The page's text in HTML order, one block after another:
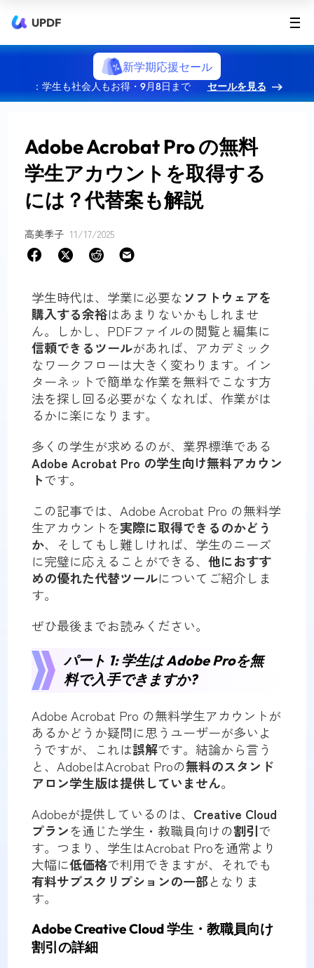
UPDF
新学期応援セール
：学生も社会人もお得・9月8日まで セールを見る
Adobe Acrobat Pro の無料
学生アカウントを取得する
には？代替案も解説
高美季子 11/17/2025
学生時代は、学業に必要なソフトウェアを
購入する余裕はあまりないかもしれませ
ん。しかし、PDFファイルの閲覧と編集に
信頼できるツールがあれば、アカデミック
なワークフローは大きく変わります。イン
ターネットで簡単な作業を無料でこなす方
法を探し回る必要がなくなれば、作業がは
るかに楽になります。
多くの学生が求めるのが、業界標準である
Adobe Acrobat Pro の学生向け無料アカウン
トです。
この記事では、Adobe Acrobat Pro の無料学
生アカウントを実際に取得できるのかどう
か、そしてもし難しければ、学生のニーズ
に完璧に応えることができる、 他におすす
めの優れた代替ツールについてご紹介しま
す。
ぜひ最後までお読みください。
パート 1: 学生は Adobe Proを無
料で入手できますか?
Adobe Acrobat Pro の無料学生アカウントが
あるかどうか疑問に思うユーザーが多いよ
うですが、これは誤解です。結論から言う
と、AdobeはAcrobat Proの無料のスタンド
アロン学生版は提供していません。
Adobeが提供しているのは、 Creative Cloud
プランを通じた学生・教職員向けの割引で
す。つまり、学生はAcrobat Proを通常より
大幅に低価格で利用できますが、それでも
有料サブスクリプションの一部となりま
す。
Adobe Creative Cloud 学生・教職員向け
割引の詳細